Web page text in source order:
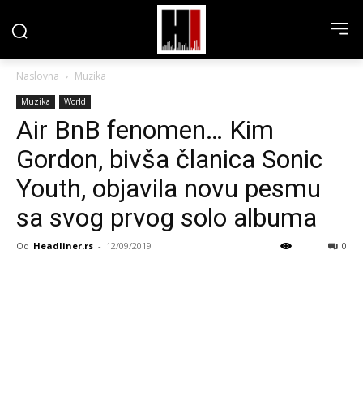
Naslovna Muzika
Muzika World
Air BnB fenomen… Kim
Gordon, bivša članica Sonic
Youth, objavila novu pesmu
sa svog prvog solo albuma
Od Headliner.rs - 12/09/2019 0